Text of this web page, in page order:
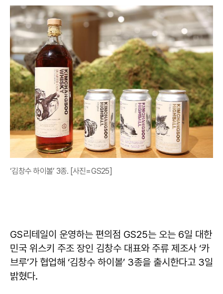
‘김창수 하이볼’ 3종. [사진=GS25]
GS리테일이 운영하는 편의점 GS25는 오는 6일 대한
민국 위스키 주조 장인 김창수 대표와 주류 제조사 ‘카
브루’가 협업해 ‘김창수 하이볼’ 3종을 출시한다고 3일
밝혔다.